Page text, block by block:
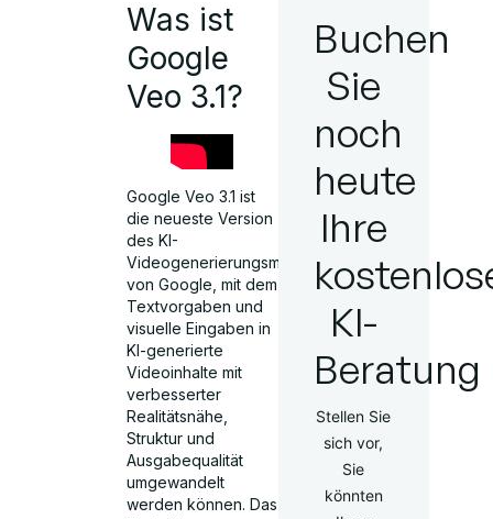
Was ist
Google
Veo 3.1?
Google Veo 3.1 ist
die neueste Version
des KI-
Videogenerierungsmodells
von Google, mit dem
Textvorgaben und
visuelle Eingaben in
KI-generierte
Videoinhalte mit
verbesserter
Realitätsnähe,
Struktur und
Ausgabequalität
umgewandelt
werden können. Das
Buchen
Sie
noch
heute
Ihre
KI-
Beratung
Stellen Sie
sich vor,
Sie
könnten